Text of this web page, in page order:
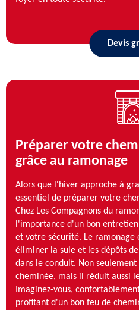
Devis
Préparer votre
grâce au ramonage
Alors que l'hiver approche à
essentiel de préparer votre
Chez Les Compagnons du
l'importance d'un bon
et votre sécurité. Le ramonage
éliminer la suie et les dépôts
dans le conduit. Non
cheminée, mais il réduit aussi
Imaginez-vous,
profitant d'un bon feu de